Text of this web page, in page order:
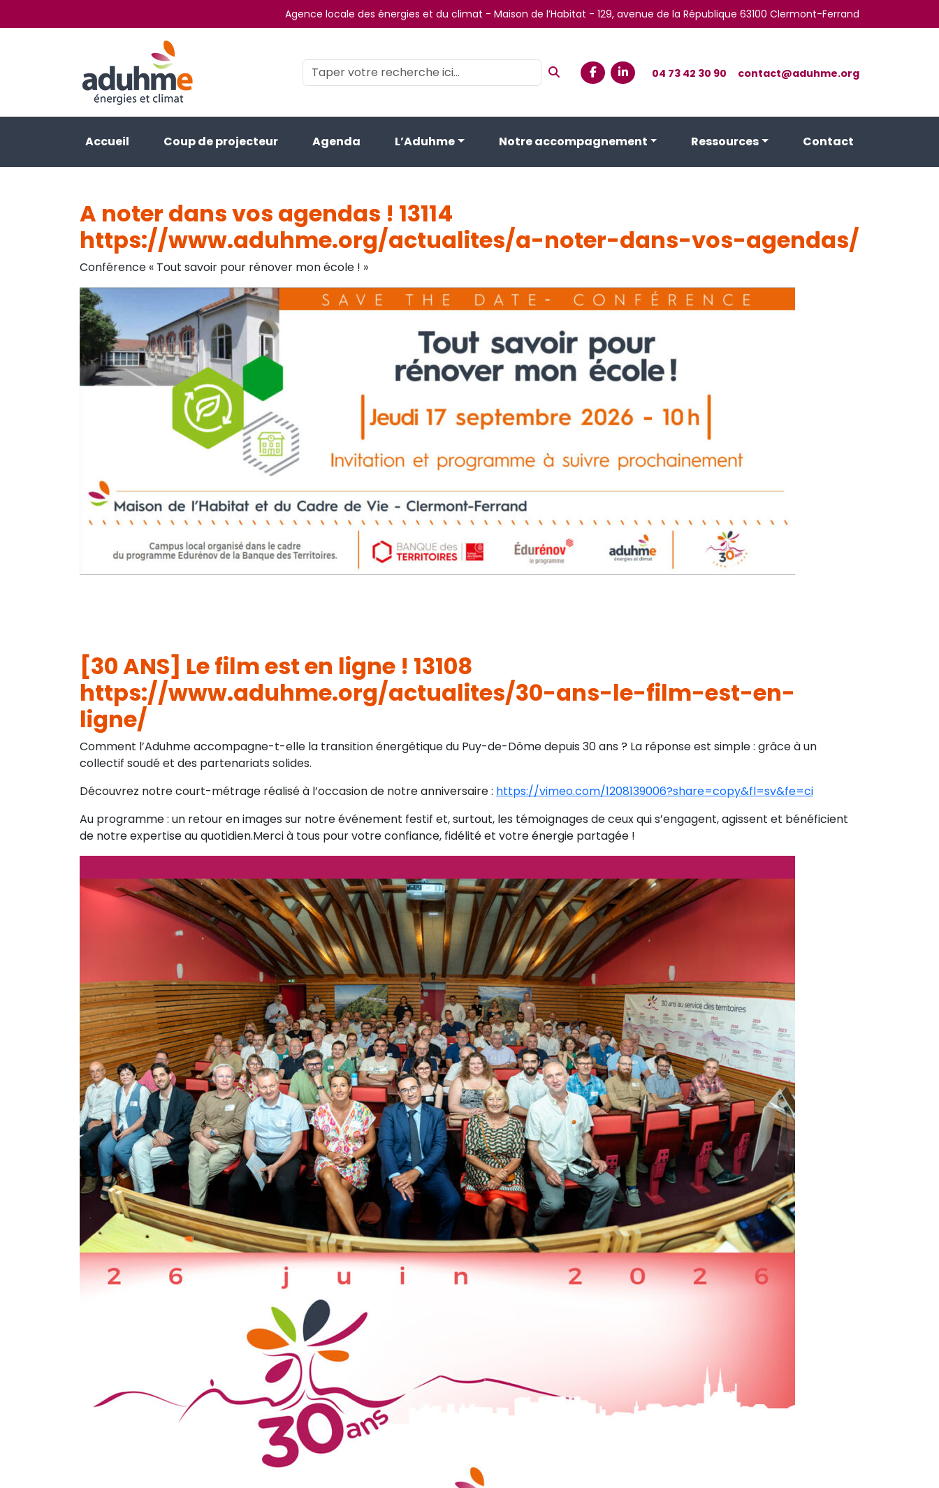
Agence locale des énergies et du climat - Maison de l’Habitat - 129, avenue de la République 63100 Clermont-Ferrand
04 73 42 30 90 contact@aduhme.org
Accueil Coup de projecteur Agenda L’Aduhme Notre accompagnement Ressources Contact
A noter dans vos agendas ! 13114
https://www.aduhme.org/actualites/a-noter-dans-vos-agendas/
Conférence « Tout savoir pour rénover mon école ! »
[30 ANS] Le film est en ligne ! 13108
https://www.aduhme.org/actualites/30-ans-le-film-est-en-
ligne/
Comment l’Aduhme accompagne-t-elle la transition énergétique du Puy-de-Dôme depuis 30 ans ? La réponse est simple : grâce à un
collectif soudé et des partenariats solides.
Découvrez notre court-métrage réalisé à l’occasion de notre anniversaire : https://vimeo.com/1208139006?share=copy&fl=sv&fe=ci
Au programme : un retour en images sur notre événement festif et, surtout, les témoignages de ceux qui s’engagent, agissent et bénéficient
de notre expertise au quotidien.Merci à tous pour votre confiance, fidélité et votre énergie partagée !